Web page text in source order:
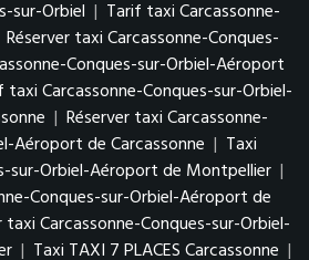
sur-Orbiel | Tarif taxi Carcassonne-
Réserver taxi Carcassonne-Conques-
Conques-sur-Orbiel-Aéroport
taxi Carcassonne-Conques-sur-Orbiel-
| Réserver taxi Carcassonne-
Aéroport de Carcassonne | Taxi
sur-Orbiel-Aéroport de Montpellier |
Conques-sur-Orbiel-Aéroport de
taxi Carcassonne-Conques-sur-Orbiel-
| Taxi TAXI 7 PLACES Carcassonne |